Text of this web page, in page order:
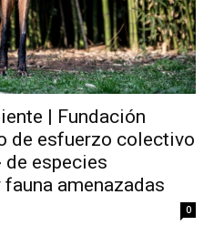
| Fundación
de esfuerzo colectivo
de especies
amenazadas
0